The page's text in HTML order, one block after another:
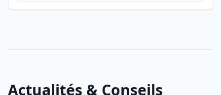
Actualités & Conseils